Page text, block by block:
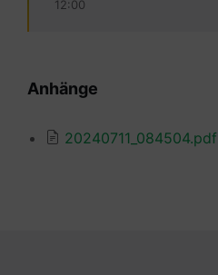
12:00
Anhänge
20240711_084504.pdf